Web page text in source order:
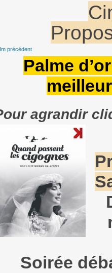
précédent
Palme
agrandir
Soirée